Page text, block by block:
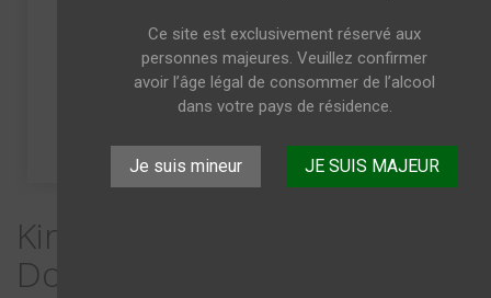
Ce site est exclusivement réservé aux
personnes majeures. Veuillez confirmer
avoir l’âge légal de consommer de l’alcool
dans votre pays de résidence.
Je suis mineur JE SUIS MAJEUR
Kirk & Sweeney 23 ans Rhum
Dominicain 40%vol. 75cl